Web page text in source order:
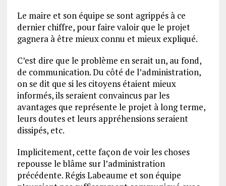
Le maire et son équipe se sont agrippés à ce
dernier chiffre, pour faire valoir que le projet
gagnera à être mieux connu et mieux expliqué.
C’est dire que le problème en serait un, au fond,
de communication. Du côté de l’administration,
on se dit que si les citoyens étaient mieux
informés, ils seraient convaincus par les
avantages que représente le projet à long terme,
leurs doutes et leurs appréhensions seraient
dissipés, etc.
Implicitement, cette façon de voir les choses
repousse le blâme sur l’administration
précédente. Régis Labeaume et son équipe